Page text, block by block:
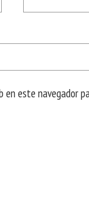
en este navegador